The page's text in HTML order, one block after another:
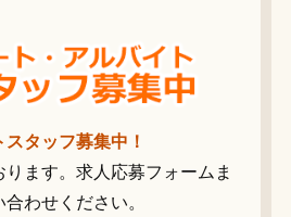
タッフ募集中！
ます。求人応募フォームま
わせください。